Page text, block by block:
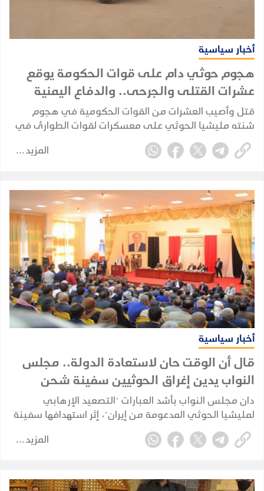
أخبار سياسية
هجوم حوثي دام على قوات الحكومة يوقع
عشرات القتلى والجرحى.. والدفاع اليمنية
تتوعد بالرد
قتل وأصيب العشرات من القوات الحكومية في هجوم
شنته مليشيا الحوثي على معسكرات لقوات الطوارئ في
مأرب وحضرموت، فيما توعدت وزارة الدفاع بالرد، وأعلنت
الجماعة مسؤوليتها عن الهجوم.
المزيد
أخبار سياسية
قال أن الوقت حان لاستعادة الدولة.. مجلس
النواب يدين إغراق الحوثيين سفينة شحن
هندية
دان مجلس النواب بأشد العبارات "التصعيد الإرهابي
لمليشيا الحوثي المدعومة من إيران"، إثر استهدافها سفينة
شحن هندية محملة بسلع تجارية كانت متجهة إلى ميناء
المخا بزورق مفخخ، ما أدى إلى إغراقها بالكامل في البحر
المزيد